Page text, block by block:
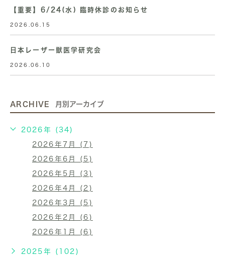
【重要】6/24(水) 臨時休診のお知らせ
2026.06.15
日本レーザー獣医学研究会
2026.06.10
ARCHIVE 月別アーカイブ
2026年 (34)
2026年7月 (7)
2026年6月 (5)
2026年5月 (3)
2026年4月 (2)
2026年3月 (5)
2026年2月 (6)
2026年1月 (6)
2025年 (102)